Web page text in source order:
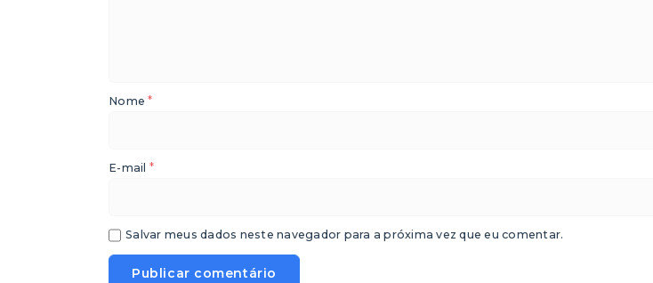
Nome*
E-mail *
Salvar meus dados neste navegador para a próxima vez que eu comentar.